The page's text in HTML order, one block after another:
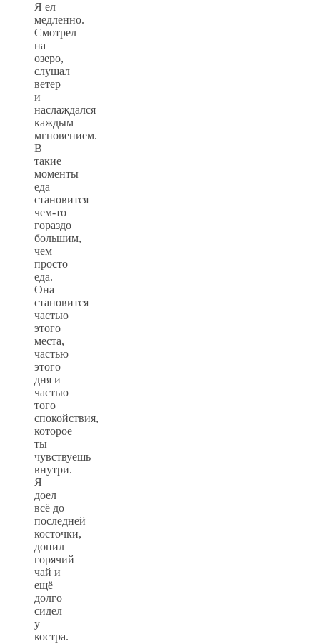
Я ел
медленно.
Смотрел
на
озеро,
слушал
ветер
и
наслаждался
каждым
мгновением.
В
такие
моменты
еда
становится
чем-то
гораздо
большим,
чем
просто
еда.
Она
становится
частью
этого
места,
частью
этого
дня и
частью
того
спокойствия,
которое
ты
чувствуешь
внутри.
Я
доел
всё до
последней
косточки,
допил
горячий
чай и
ещё
долго
сидел
у
костра.